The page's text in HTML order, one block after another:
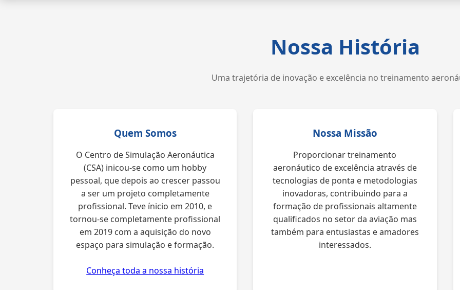
Nossa História
Uma trajetória de inovação e excelência no treinamento
Quem Somos
O Centro de Simulação Aeronáutica
(CSA) inicou-se como um hobby
pessoal, que depois ao crescer passou
a ser um projeto completamente
profissional. Teve ínicio em 2010, e
tornou-se completamente profissional
em 2019 com a aquisição do novo
espaço para simulação e formação.
Conheça toda a nossa história
Nossa Missão
Proporcionar treinamento
aeronáutico de excelência através de
tecnologias de ponta e metodologias
inovadoras, contribuindo para a
formação de profissionais altamente
qualificados no setor da aviação mas
também para entusiastas e amadores
interessados.